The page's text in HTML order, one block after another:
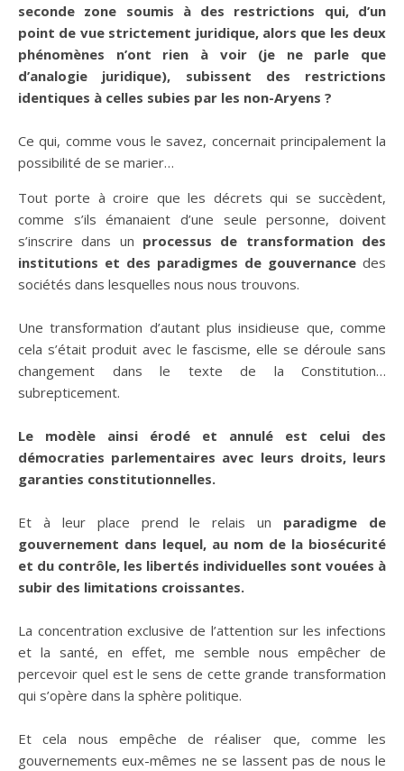
seconde zone soumis à des restrictions qui, d’un
point de vue strictement juridique, alors que les deux
phénomènes n’ont rien à voir (je ne parle que
d’analogie juridique), subissent des restrictions
identiques à celles subies par les non-Aryens ?
Ce qui, comme vous le savez, concernait principalement la
possibilité de se marier…
Tout porte à croire que les décrets qui se succèdent,
comme s’ils émanaient d’une seule personne, doivent
s’inscrire dans un processus de transformation des
institutions et des paradigmes de gouvernance des
sociétés dans lesquelles nous nous trouvons.
Une transformation d’autant plus insidieuse que, comme
cela s’était produit avec le fascisme, elle se déroule sans
changement dans le texte de la Constitution…
subrepticement.
Le modèle ainsi érodé et annulé est celui des
démocraties parlementaires avec leurs droits, leurs
garanties constitutionnelles.
Et à leur place prend le relais un paradigme de
gouvernement dans lequel, au nom de la biosécurité
et du contrôle, les libertés individuelles sont vouées à
subir des limitations croissantes.
La concentration exclusive de l’attention sur les infections
et la santé, en effet, me semble nous empêcher de
percevoir quel est le sens de cette grande transformation
qui s’opère dans la sphère politique.
Et cela nous empêche de réaliser que, comme les
gouvernements eux-mêmes ne se lassent pas de nous le